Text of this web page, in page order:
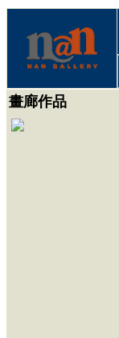
畫廊作品